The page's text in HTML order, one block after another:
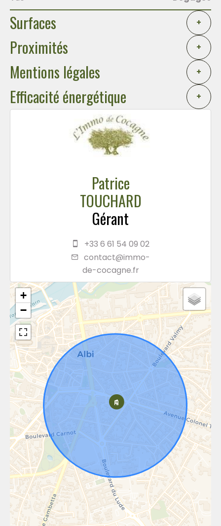
Surfaces +
Proximités +
Mentions légales +
Efficacité énergétique +
Patrice
TOUCHARD
Gérant
+33 6 61 54 09 02
contact@immo-
de-cocagne.fr
+
−